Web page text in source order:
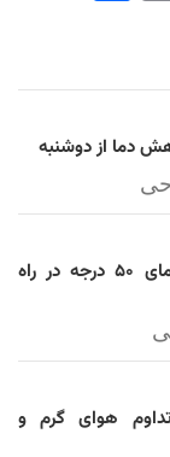
دما از دوشنبه
هشدار هواشناسی خوزستان؛ دمای ۵۰ درجه در راه
هوای گرم و